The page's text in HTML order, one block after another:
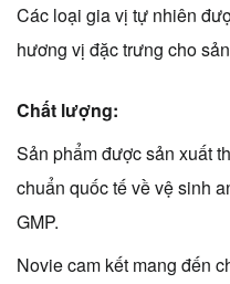
Các loại gia vị tự nhiên
hương vị đặc trưng cho
Chất lượng:
Sản phẩm được sản xuất
chuẩn quốc tế về vệ sinh
GMP.
Novie cam kết mang đến